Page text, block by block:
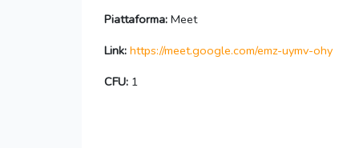
Piattaforma: Meet
Link: https://meet.google.com/emz-uymv-ohy
CFU: 1